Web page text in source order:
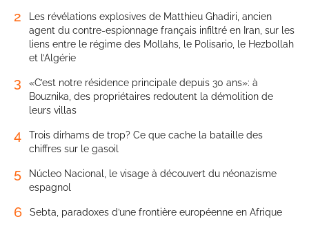
2
Les révélations explosives de Matthieu Ghadiri, ancien
agent du contre-espionnage français infiltré en Iran, sur les
liens entre le régime des Mollahs, le Polisario, le Hezbollah
et l’Algérie
3
«C’est notre résidence principale depuis 30 ans»: à
Bouznika, des propriétaires redoutent la démolition de
leurs villas
4
Trois dirhams de trop? Ce que cache la bataille des
chiffres sur le gasoil
5
Núcleo Nacional, le visage à découvert du néonazisme
espagnol
6 Sebta, paradoxes d’une frontière européenne en Afrique